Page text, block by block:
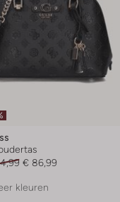
€ 86,99
kleuren